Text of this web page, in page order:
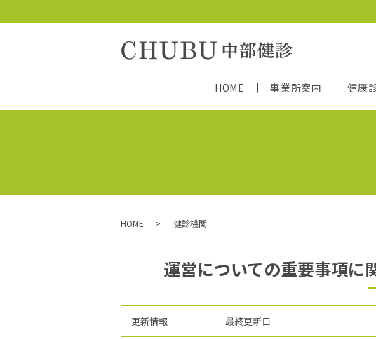
HOME 事業所案内 健康
HOME 健診機関
運営についての重要事項に
更新情報 最終更新日